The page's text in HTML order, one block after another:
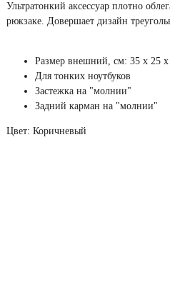
Ультратонкий аксессуар плотно
рюкзаке. Довершает дизайн
Размер внешний, см: 35 x 25
Для тонких ноутбуков
Застежка на "молнии"
Задний карман на "молнии"
Цвет: Коричневый